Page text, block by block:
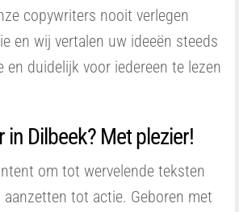
copywriters nooit verlegen
en wij vertalen uw ideeën steeds
en duidelijk voor iedereen te lezen
Dilbeek? Met plezier!
om tot wervelende teksten
aanzetten tot actie. Geboren met